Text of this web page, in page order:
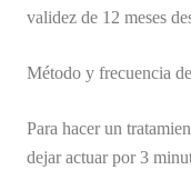
validez de 12 meses
Método y frecuencia
Para hacer un
dejar actuar por 3